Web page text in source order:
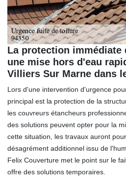
La protection immédiate
une mise hors d'eau
Villiers Sur Marne dans
Lors d'une intervention d'urgence
principal est la protection de la
les couvreurs étancheurs
des solutions peuvent opter pour la
cette situation, les travaux auront
désagrément additionnel issu de
Felix Couverture met le point sur le
offre des solutions temporaires.